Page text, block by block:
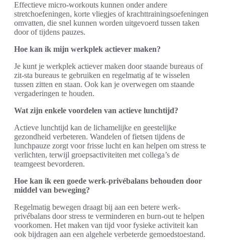
Effectieve micro-workouts kunnen onder andere
stretchoefeningen, korte vliegjes of krachttrainingsoefeningen
omvatten, die snel kunnen worden uitgevoerd tussen taken
door of tijdens pauzes.
Hoe kan ik mijn werkplek actiever maken?
Je kunt je werkplek actiever maken door staande bureaus of
zit-sta bureaus te gebruiken en regelmatig af te wisselen
tussen zitten en staan. Ook kan je overwegen om staande
vergaderingen te houden.
Wat zijn enkele voordelen van actieve lunchtijd?
Actieve lunchtijd kan de lichamelijke en geestelijke
gezondheid verbeteren. Wandelen of fietsen tijdens de
lunchpauze zorgt voor frisse lucht en kan helpen om stress te
verlichten, terwijl groepsactiviteiten met collega’s de
teamgeest bevorderen.
Hoe kan ik een goede werk-privébalans behouden door
middel van beweging?
Regelmatig bewegen draagt bij aan een betere werk-
privébalans door stress te verminderen en burn-out te helpen
voorkomen. Het maken van tijd voor fysieke activiteit kan
ook bijdragen aan een algehele verbeterde gemoedstoestand.